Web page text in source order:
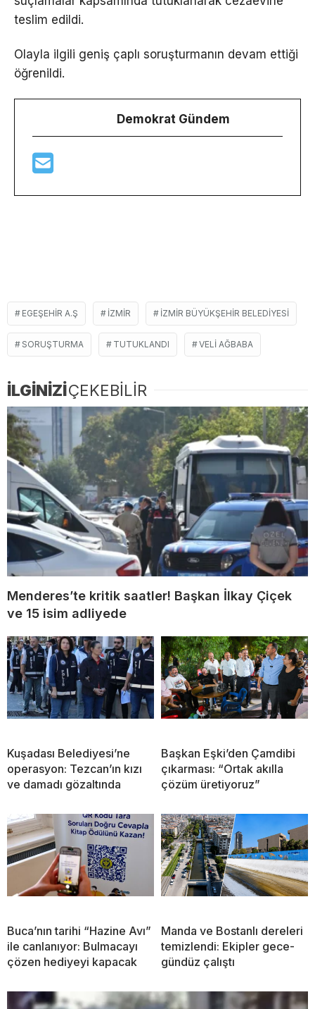
teslim edildi.
Olayla ilgili geniş çaplı soruşturmanın devam ettiği
öğrenildi.
Demokrat Gündem
EGEŞEHIR A.Ş İZMIR İZMIR BÜYÜKŞEHIR BELEDIYESI
SORUŞTURMA TUTUKLANDI VELI AĞBABA
İLGİNİZİÇEKEBİLİR
Menderes’te kritik saatler! Başkan İlkay Çiçek
ve 15 isim adliyede
Kuşadası Belediyesi’ne
operasyon: Tezcan’ın kızı
ve damadı gözaltında
Başkan Eşki’den Çamdibi
çıkarması: “Ortak akılla
çözüm üretiyoruz”
Buca’nın tarihi “Hazine Avı”
ile canlanıyor: Bulmacayı
çözen hediyeyi kapacak
Manda ve Bostanlı dereleri
temizlendi: Ekipler gece-
gündüz çalıştı